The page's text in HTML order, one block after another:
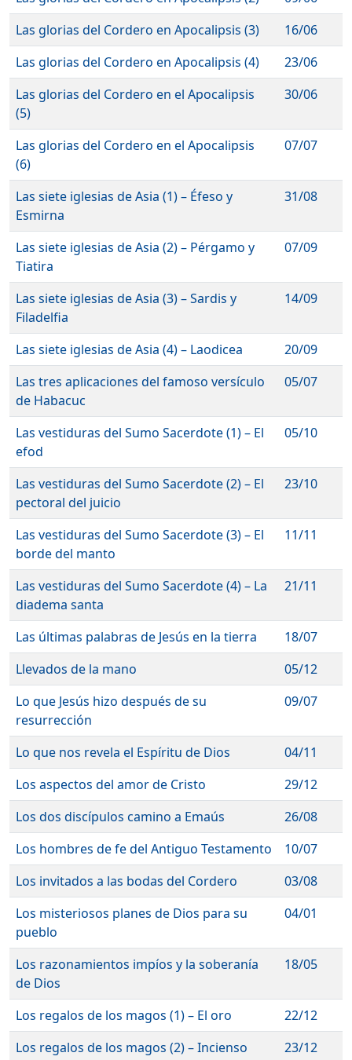
Las glorias del Cordero en Apocalipsis (3)
16/06
Las glorias del Cordero en Apocalipsis (4)
23/06
Las glorias del Cordero en el Apocalipsis
(5)
30/06
Las glorias del Cordero en el Apocalipsis
(6)
07/07
Las siete iglesias de Asia (1) – Éfeso y
Esmirna
31/08
Las siete iglesias de Asia (2) – Pérgamo y
Tiatira
07/09
Las siete iglesias de Asia (3) – Sardis y
Filadelfia
14/09
Las siete iglesias de Asia (4) – Laodicea
20/09
Las tres aplicaciones del famoso versículo
de Habacuc
05/07
Las vestiduras del Sumo Sacerdote (1) – El
efod
05/10
Las vestiduras del Sumo Sacerdote (2) – El
pectoral del juicio
23/10
Las vestiduras del Sumo Sacerdote (3) – El
borde del manto
11/11
Las vestiduras del Sumo Sacerdote (4) – La
diadema santa
21/11
Las últimas palabras de Jesús en la tierra
18/07
Llevados de la mano
05/12
Lo que Jesús hizo después de su
resurrección
09/07
Lo que nos revela el Espíritu de Dios
04/11
Los aspectos del amor de Cristo
29/12
Los dos discípulos camino a Emaús
26/08
Los hombres de fe del Antiguo Testamento
10/07
Los invitados a las bodas del Cordero
03/08
Los misteriosos planes de Dios para su
pueblo
04/01
Los razonamientos impíos y la soberanía
de Dios
18/05
Los regalos de los magos (1) – El oro
22/12
Los regalos de los magos (2) – Incienso
23/12